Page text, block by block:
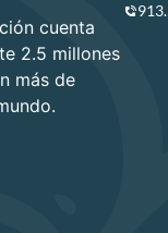
cuenta
2.5 millones
más de